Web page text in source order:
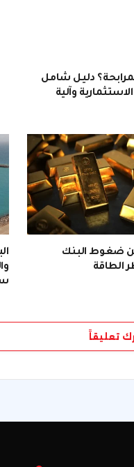
دليل شامل
وآلية
ضغوط البنك
الطاقة
تعليقاً